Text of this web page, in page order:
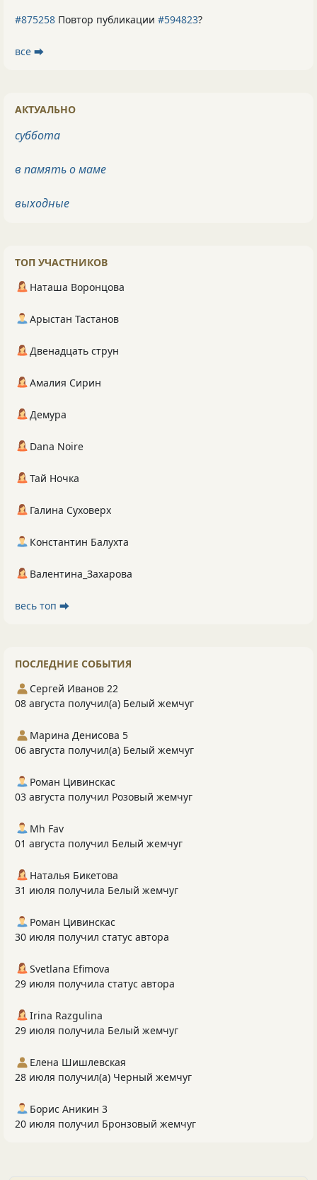
#875258 Повтор публикации #594823?
все ⮕
АКТУАЛЬНО
суббота
в память о маме
выходные
ТОП УЧАСТНИКОВ
Наташа Воронцова
Арыстан Тастанов
Двенадцать струн
Амалия Сирин
Демура
Dana Noire
Тай Ночка
Галина Суховерх
Константин Балухта
Валентина_Захарова
весь топ ⮕
ПОСЛЕДНИЕ СОБЫТИЯ
Сергей Иванов 22
08 августа получил(а) Белый жемчуг
Марина Денисова 5
06 августа получил(а) Белый жемчуг
Роман Цивинскас
03 августа получил Розовый жемчуг
Mh Fav
01 августа получил Белый жемчуг
Наталья Бикетова
31 июля получила Белый жемчуг
Роман Цивинскас
30 июля получил статус автора
Svetlana Efimova
29 июля получила статус автора
Irina Razgulina
29 июля получила Белый жемчуг
Елена Шишлевская
28 июля получил(а) Черный жемчуг
Борис Аникин 3
20 июля получил Бронзовый жемчуг